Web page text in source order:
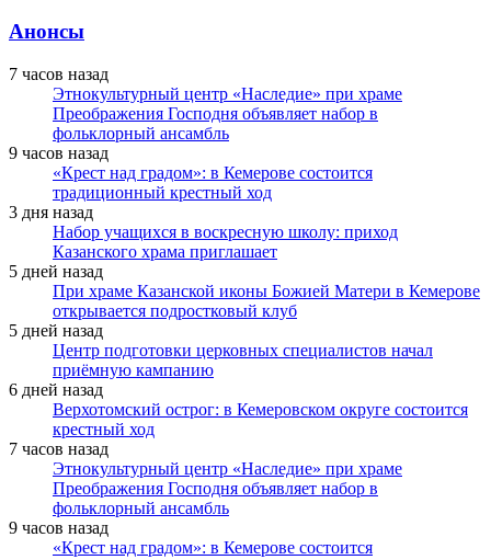
Анонсы
7 часов назад
Этнокультурный центр «Наследие» при храме
Преображения Господня объявляет набор в
фольклорный ансамбль
9 часов назад
«Крест над градом»: в Кемерове состоится
традиционный крестный ход
3 дня назад
Набор учащихся в воскресную школу: приход
Казанского храма приглашает
5 дней назад
При храме Казанской иконы Божией Матери в Кемерове
открывается подростковый клуб
5 дней назад
Центр подготовки церковных специалистов начал
приёмную кампанию
6 дней назад
Верхотомский острог: в Кемеровском округе состоится
крестный ход
7 часов назад
Этнокультурный центр «Наследие» при храме
Преображения Господня объявляет набор в
фольклорный ансамбль
9 часов назад
«Крест над градом»: в Кемерове состоится